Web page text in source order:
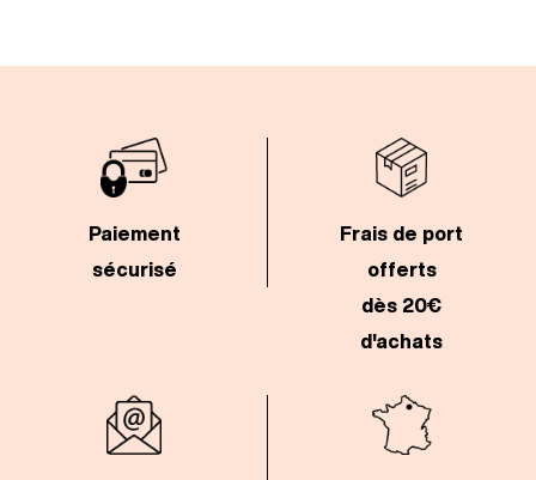
Paiement
sécurisé
Frais de port
offerts
dès 20€
d'achats